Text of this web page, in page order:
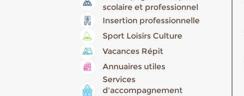
scolaire et professionnel
Insertion professionnelle
Sport Loisirs Culture
Vacances Répit
Annuaires utiles
Services
d'accompagnement